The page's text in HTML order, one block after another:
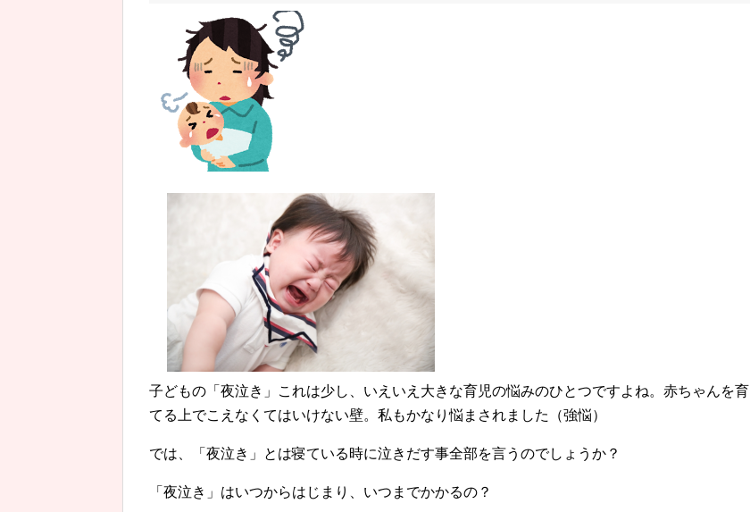
子どもの「夜泣き」これは少し、いえいえ大きな育児の悩みのひとつですよね。赤ちゃんを育
てる上でこえなくてはいけない壁。私もかなり悩まされました（強悩）
では、「夜泣き」とは寝ている時に泣きだす事全部を言うのでしょうか？
「夜泣き」はいつからはじまり、いつまでかかるの？